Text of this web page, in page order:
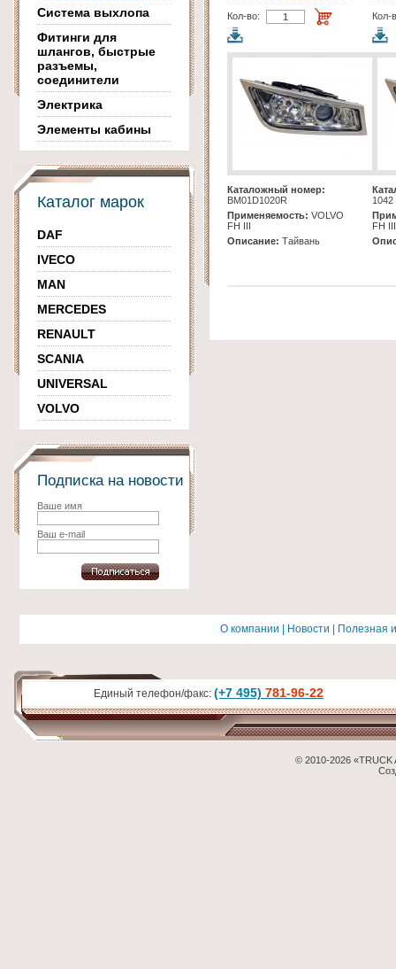
Система выхлопа
Фитинги для
шлангов, быстрые
разъемы,
соединители
Электрика
Элементы кабины
Каталог марок
DAF
IVECO
MAN
MERCEDES
RENAULT
SCANIA
UNIVERSAL
VOLVO
Подписка на новости
Ваше имя
Ваш e-mail
Кол-во:
Каталожный номер:
BM01D1020R
Применяемость: VOLVO
FH III
Описание: Тайвань
Кол-
1042
FH III
О компании Новости Полезная
Единый телефон/факс: (+7 495) 781-96-22
© 2010-2026